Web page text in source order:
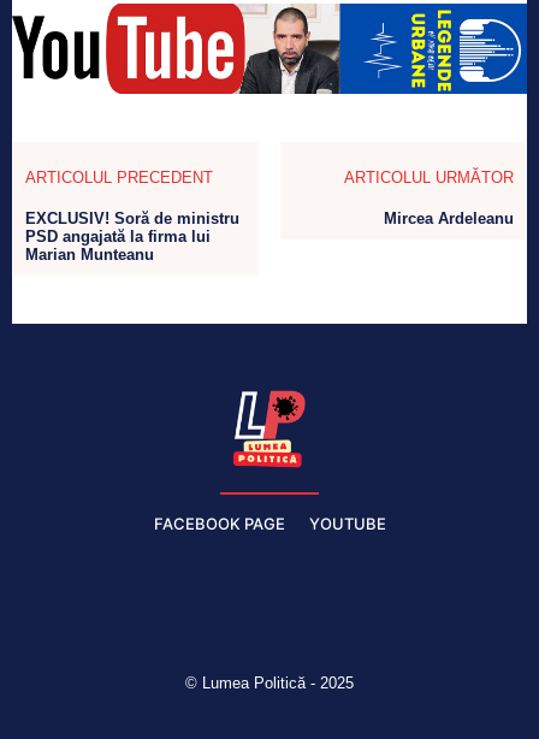
ARTICOLUL PRECEDENT
EXCLUSIV! Soră de ministru
PSD angajată la firma lui
Marian Munteanu
ARTICOLUL URMĂTOR
Mircea Ardeleanu
FACEBOOK PAGE YOUTUBE
© Lumea Politică - 2025